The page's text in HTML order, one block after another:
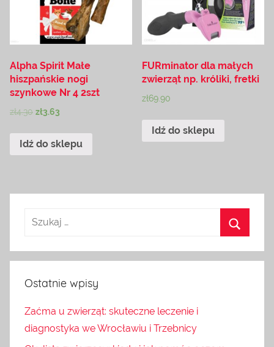
Alpha Spirit Małe
hiszpańskie nogi
szynkowe Nr 4 2szt
zł4.30 zł3.63
Idź do sklepu
FURminator dla małych
zwierząt np. króliki, fretki
zł69.90
Idź do sklepu
Ostatnie wpisy
Zaćma u zwierząt: skuteczne leczenie i
diagnostyka we Wrocławiu i Trzebnicy